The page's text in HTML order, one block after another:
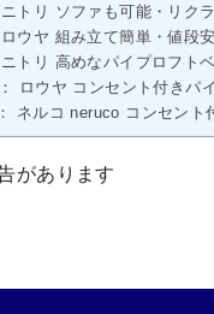
トリ ソファも可能・リク
ウヤ 組み立て簡単・値段
トリ 高めなパイプロフト
ロウヤ コンセント付きパ
ネルコ neruco コンセン
があります